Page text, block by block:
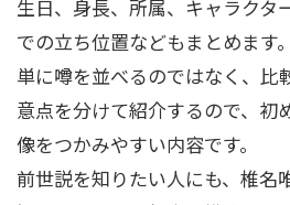
生日、身長、所属、キャラクタ
での立ち位置などもまとめます。
単に噂を並べるのではなく、比
意点を分けて紹介するので、初
像をつかみやすい内容です。
前世説を知りたい人にも、椎名